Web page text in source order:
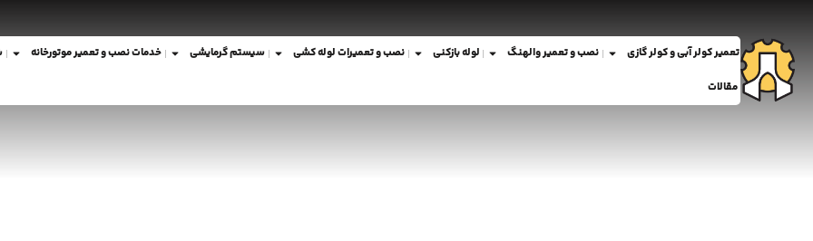
تعمیر کولر آبی و کولر گازی نصب و تعمیر والهنگ لوله بازکنی نصب و تعمیرات لوله کشی سیستم گرمایشی خدمات نصب و تعمیر موتورخانه
مقالات